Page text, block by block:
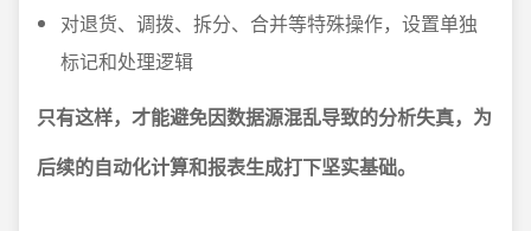
对退货、调拨、拆分、合并等特殊操作，设置单独
标记和处理逻辑
只有这样，才能避免因数据源混乱导致的分析失真，为
后续的自动化计算和报表生成打下坚实基础。